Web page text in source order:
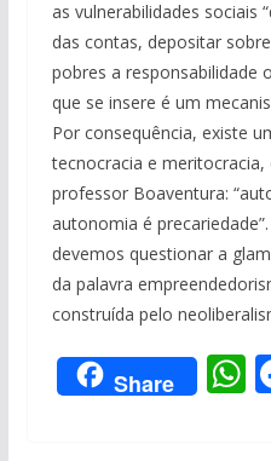
as vulnerabilidades sociais
das contas, depositar
pobres a responsabilidade
que se insere é um
Por consequência, existe
tecnocracia e
professor Boaventura:
autonomia é
devemos questionar a
da palavra
construída pelo
Share